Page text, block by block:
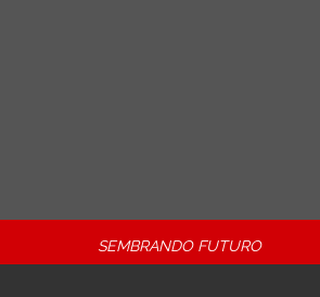
SEMBRANDO FUTURO